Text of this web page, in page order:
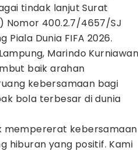
tindak lanjut Surat
Nomor 400.2.7/4657/SJ
Dunia FIFA 2026.
Marindo Kurniawan
baik arahan
kebersamaan bagi
bola terbesar di dunia
mempererat kebersamaan
hiburan yang positif. Kami